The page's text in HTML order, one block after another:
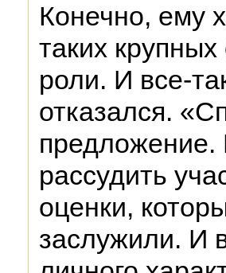
Конечно, ему
таких
роли. И все-
отказался.
предложение.
рассудить
оценки,
заслужили. И